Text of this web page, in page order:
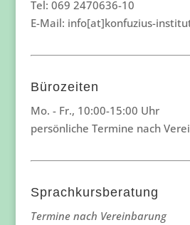
Tel: 069 2470636-10
E-Mail: info[at]konfuzius-
Bürozeiten
Mo. - Fr., 10:00-15:00 Uhr
persönliche Termine nach
Sprachkursberatung
Termine nach Vereinbarung